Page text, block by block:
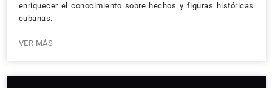
enriquecer el conocimiento sobre hechos y figuras históricas
cubanas.
VER MÁS